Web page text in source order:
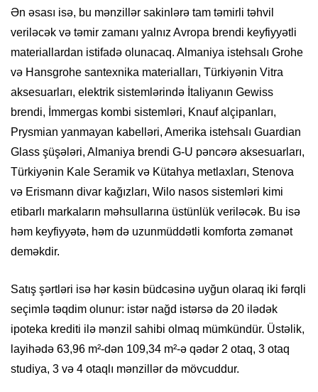
Ən əsası isə, bu mənzillər sakinlərə tam təmirli təhvil
veriləcək və təmir zamanı yalnız Avropa brendi keyfiyyətli
materiallardan istifadə olunacaq. Almaniya istehsalı Grohe
və Hansgrohe santexnika materialları, Türkiyənin Vitra
aksesuarları, elektrik sistemlərində İtaliyanın Gewiss
brendi, İmmergas kombi sistemləri, Knauf alçipanları,
Prysmian yanmayan kabelləri, Amerika istehsalı Guardian
Glass şüşələri, Almaniya brendi G-U pəncərə aksesuarları,
Türkiyənin Kale Seramik və Kütahya metlaxları, Stenova
və Erismann divar kağızları, Wilo nasos sistemləri kimi
etibarlı markaların məhsullarına üstünlük veriləcək. Bu isə
həm keyfiyyətə, həm də uzunmüddətli komforta zəmanət
deməkdir.
Satış şərtləri isə hər kəsin büdcəsinə uyğun olaraq iki fərqli
seçimlə təqdim olunur: istər nağd istərsə də 20 ilədək
ipoteka krediti ilə mənzil sahibi olmaq mümkündür. Üstəlik,
layihədə 63,96 m²-dən 109,34 m²-ə qədər 2 otaq, 3 otaq
studiya, 3 və 4 otaqlı mənzillər də mövcuddur.